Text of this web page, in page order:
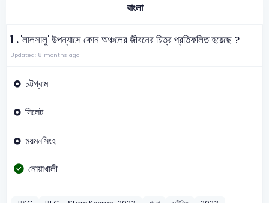
বাংলা
1 .'লালসালু' উপন্যাসে কোন অঞ্চলের জীবনের চিত্র প্রতিফলিত হয়েছে ?
Updated: 8 months ago
চট্টগ্রাম
সিলেট
ময়মনসিংহ
নোয়াখালী